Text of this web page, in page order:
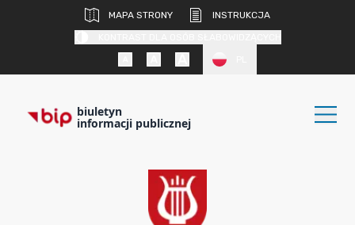
MAPA STRONY
INSTRUKCJA
biuletyn
informacji publicznej